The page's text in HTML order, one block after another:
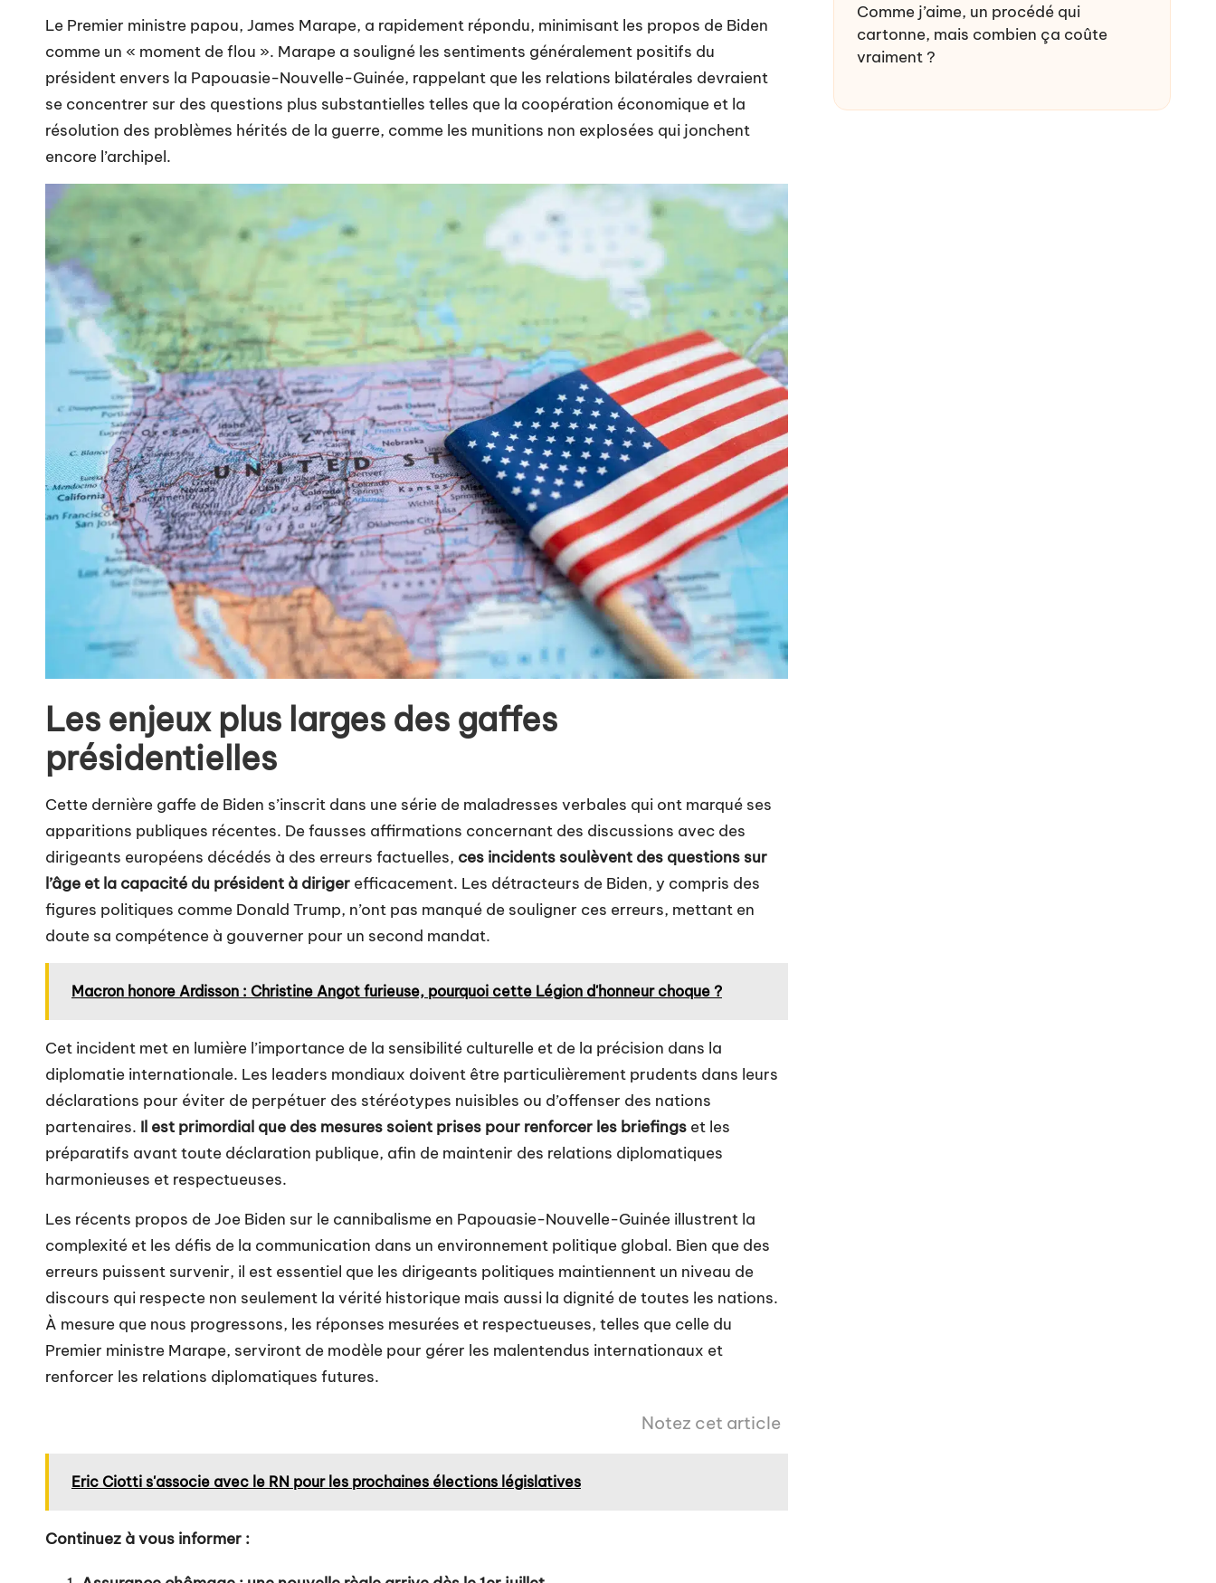
Le Premier ministre papou, James Marape, a rapidement répondu, minimisant les propos de Biden
comme un « moment de flou ». Marape a souligné les sentiments généralement positifs du
président envers la Papouasie-Nouvelle-Guinée, rappelant que les relations bilatérales devraient
se concentrer sur des questions plus substantielles telles que la coopération économique et la
résolution des problèmes hérités de la guerre, comme les munitions non explosées qui jonchent
encore l’archipel.
Les enjeux plus larges des gaffes
présidentielles
Cette dernière gaffe de Biden s’inscrit dans une série de maladresses verbales qui ont marqué ses
apparitions publiques récentes. De fausses affirmations concernant des discussions avec des
dirigeants européens décédés à des erreurs factuelles, ces incidents soulèvent des questions sur
l’âge et la capacité du président à diriger efficacement. Les détracteurs de Biden, y compris des
figures politiques comme Donald Trump, n’ont pas manqué de souligner ces erreurs, mettant en
doute sa compétence à gouverner pour un second mandat.
Macron honore Ardisson : Christine Angot furieuse, pourquoi cette Légion d'honneur choque ?
Cet incident met en lumière l’importance de la sensibilité culturelle et de la précision dans la
diplomatie internationale. Les leaders mondiaux doivent être particulièrement prudents dans leurs
déclarations pour éviter de perpétuer des stéréotypes nuisibles ou d’offenser des nations
partenaires. Il est primordial que des mesures soient prises pour renforcer les briefings et les
préparatifs avant toute déclaration publique, afin de maintenir des relations diplomatiques
harmonieuses et respectueuses.
Les récents propos de Joe Biden sur le cannibalisme en Papouasie-Nouvelle-Guinée illustrent la
complexité et les défis de la communication dans un environnement politique global. Bien que des
erreurs puissent survenir, il est essentiel que les dirigeants politiques maintiennent un niveau de
discours qui respecte non seulement la vérité historique mais aussi la dignité de toutes les nations.
À mesure que nous progressons, les réponses mesurées et respectueuses, telles que celle du
Premier ministre Marape, serviront de modèle pour gérer les malentendus internationaux et
renforcer les relations diplomatiques futures.
Notez cet article
Eric Ciotti s'associe avec le RN pour les prochaines élections législatives
Continuez à vous informer :
Comme j’aime, un procédé qui
cartonne, mais combien ça coûte
vraiment ?